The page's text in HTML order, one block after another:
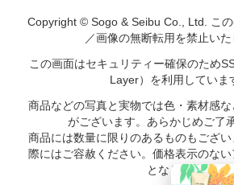
Copyright © Sogo & Seibu Co., Ltd. こ
／画像の無断転用を禁止いた
この画面はセキュリティー確保のため
Layer）を利用していま
商品などの写真と実物では色・素材感
がございます。あらかじめご了
商品には数量に限りのあるものもござ
際にはご容赦ください。価格表示のな
となります。